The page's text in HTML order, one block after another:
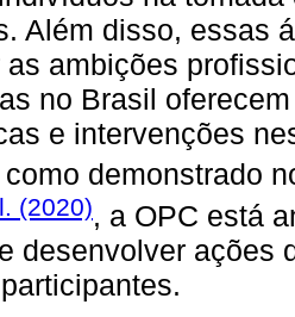
Além disso, essas
as ambições
no Brasil
e intervenções
como demonstrado
(2020), a OPC está
desenvolver ações